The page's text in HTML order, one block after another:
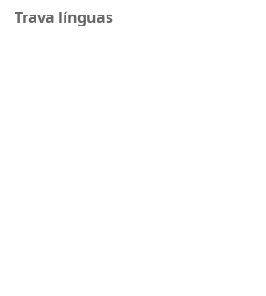
Trava línguas